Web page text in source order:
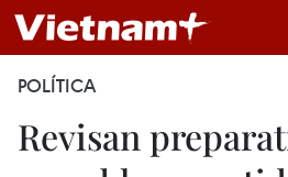
POLÍTICA
Revisan